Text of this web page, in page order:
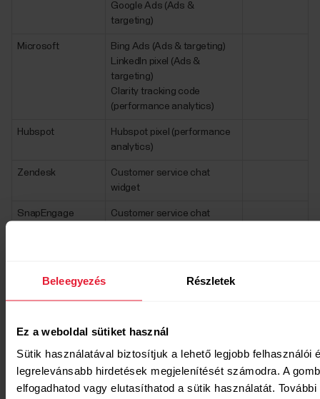
Beleegyezés Részletek
Ez a weboldal sütiket használ
Sütik használatával biztosítjuk a lehető legjobb felhasználói
legrelevánsabb hirdetések megjelenítését számodra. A
elfogadhatod vagy elutasíthatod a sütik használatát.
Google Ads (Ads &
targeting)
Microsoft
Bing Ads (Ads & targeting)
LinkedIn pixel (Ads &
targeting)
Clarity tracking code
(performance analytics)
Hubspot
Hubspot pixel (performance
analytics)
Zendesk
Customer service chat
widget
SnapEngage
Customer service chat
EU based marketing service providers
Third Party
Service/Vendor
Purpose
More
information
SocialBakers
Social media